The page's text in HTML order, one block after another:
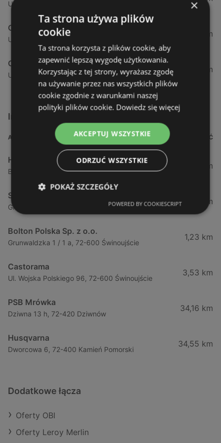
Ul. Szwedzka 2, 61-285 Poznań
OBI
Ul. Fabryczna 1, 85-741 Bydgoszcz
265,78 km
OBI
Ul. Poznańska 5, 64-100 Leszno (Wielkopolskie)
274,83 km
Inne sklepy Dla domu i dla ogrodu w pobliżu
ADRES ODLEGŁOŚĆ
Husqvarna
Bolesława Chrobrego 64 B, 72-110 Świnoujście
1,14 km
Sklepy Komfort S.A.
Grunwaldzka 97b, 72-600 Świnoujście
1,2 km
Bolton Polska Sp. z o.o.
Grunwaldzka 1 / 1 a, 72-600 Świnoujście
1,23 km
Castorama
Ul. Wojska Polskiego 96, 72-600 Świnoujście
3,53 km
PSB Mrówka
Dziwna 13 h, 72-420 Dziwnów
34,16 km
Husqvarna
Dworcowa 6, 72-400 Kamień Pomorski
34,55 km
Dodatkowe łącza
Oferty OBI
Oferty Leroy Merlin
×
Ta strona używa plików
cookie
Ta strona korzysta z plików cookie, aby
zapewnić lepszą wygodę użytkowania.
Korzystając z tej strony, wyrażasz zgodę
na używanie przez nas wszystkich plików
cookie zgodnie z warunkami naszej
polityki plików cookie. Dowiedz się więcej
AKCEPTUJ WSZYSTKIE
ODRZUĆ WSZYSTKIE
POKAŻ SZCZEGÓŁY
POWERED BY COOKIESCRIPT